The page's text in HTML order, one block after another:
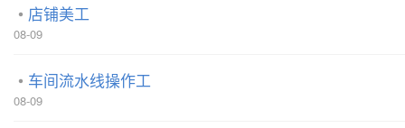
店铺美工
08-09
车间流水线操作工
08-09